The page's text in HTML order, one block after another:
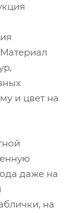
и цвет на
даже на
на